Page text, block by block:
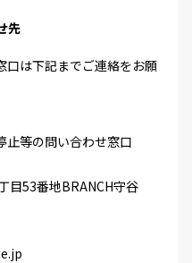
先
口は下記までご連絡をお願
等の問い合わせ窓口
目53番地BRANCH守谷